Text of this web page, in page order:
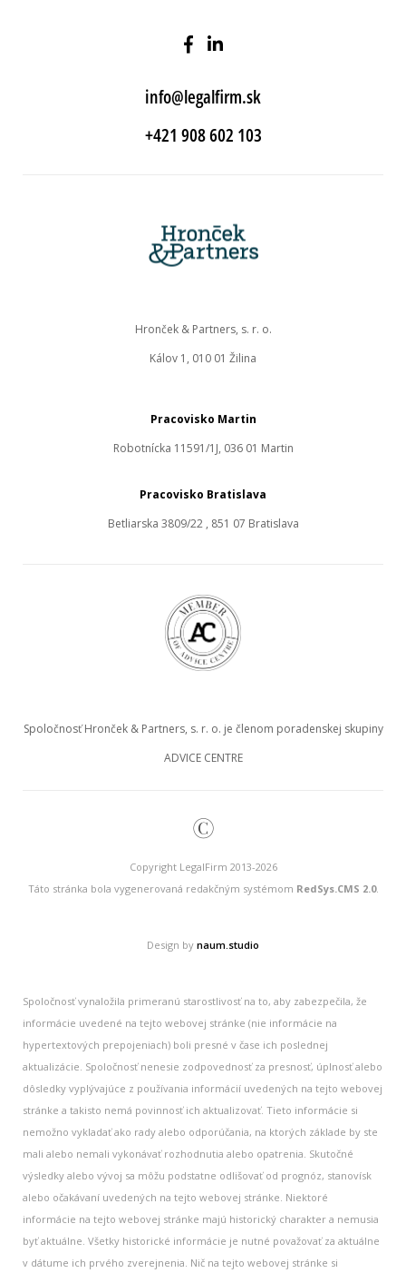
info@legalfirm.sk
+421 908 602 103
Pracovisko Martin
Robotnícka 11591/1J, 036 01 Martin
Hronček & Partners, s. r. o.
Kálov 1, 010 01 Žilina
Pracovisko Bratislava
Betliarska 3809/22 , 851 07 Bratislava
Spoločnosť Hronček & Partners, s. r. o. je členom poradenskej skupiny
ADVICE CENTRE
©
Copyright LegalFirm 2013-2026
Táto stránka bola vygenerovaná redakčným systémom RedSys.CMS 2.0.
Design by naum.studio
Spoločnosť vynaložila primeranú starostlivosť na to, aby zabezpečila, že
informácie uvedené na tejto webovej stránke (nie informácie na
hypertextových prepojeniach) boli presné v čase ich poslednej
aktualizácie. Spoločnosť nenesie zodpovednosť za presnosť, úplnosť alebo
dôsledky vyplývajúce z používania informácií uvedených na tejto webovej
stránke a takisto nemá povinnosť ich aktualizovať. Tieto informácie si
nemožno vykladať ako rady alebo odporúčania, na ktorých základe by ste
mali alebo nemali vykonávať rozhodnutia alebo opatrenia. Skutočné
výsledky alebo vývoj sa môžu podstatne odlišovať od prognóz, stanovísk
alebo očakávaní uvedených na tejto webovej stránke. Niektoré
informácie na tejto webovej stránke majú historický charakter a nemusia
byť aktuálne. Všetky historické informácie je nutné považovať za aktuálne
v dátume ich prvého zverejnenia. Nič na tejto webovej stránke si